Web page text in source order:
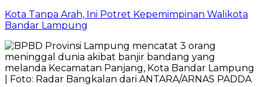
Kota Tanpa Arah, Ini Potret Kepemimpinan Walikota
Bandar Lampung